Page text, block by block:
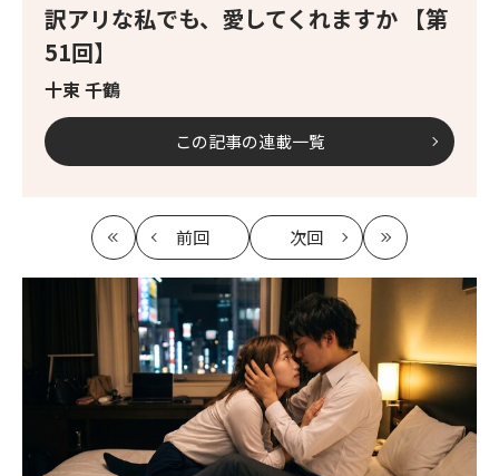
訳アリな私でも、愛してくれますか 【第
51回】
十束 千鶴
この記事の連載一覧
最
初
前回
記
事
へ
次回
記
事
へ
最
新